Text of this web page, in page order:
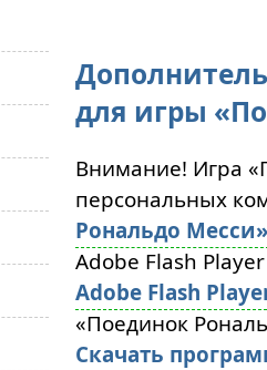
для игры
Внимание! Игра
персональных
Рональдо
Adobe Flash
Adobe Flash
«Поединок
Скачать